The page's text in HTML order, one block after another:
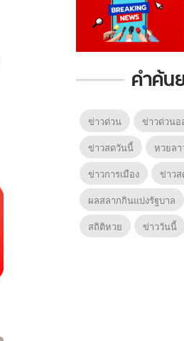
คำค้น
ข่าวด่วน
ข่าวด่วน
ข่าวสดวันนี้
หวยลา
ข่าวการเมือง
ข่าว
ผลสลากกินแบ่งรัฐบาล
สถิติหวย
ข่าววันนี้